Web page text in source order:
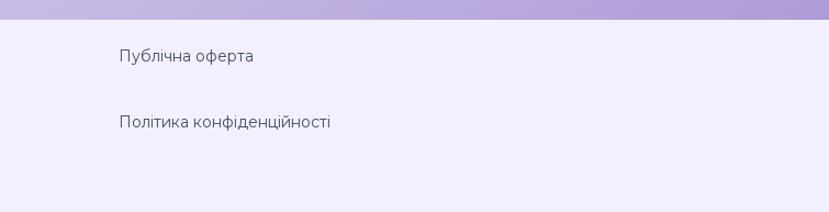
Публічна оферта
Політика конфіденційності